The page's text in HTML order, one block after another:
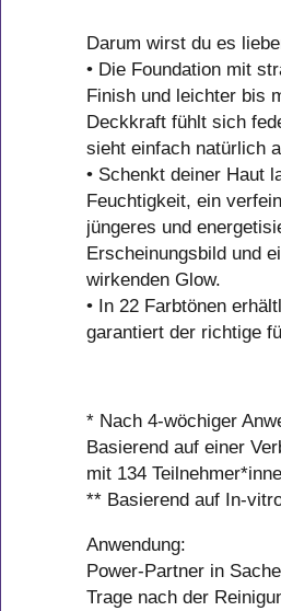
Darum wirst du es
• Die Foundation mit
Finish und leichter bis
Deckkraft fühlt sich
sieht einfach natürlich
• Schenkt deiner Haut
Feuchtigkeit, ein
jüngeres und
Erscheinungsbild und
wirkenden Glow.
• In 22 Farbtönen
garantiert der richtige
* Nach 4-wöchiger
Basierend auf einer
mit 134
** Basierend auf In-
Anwendung:
Power-Partner in
Trage nach der